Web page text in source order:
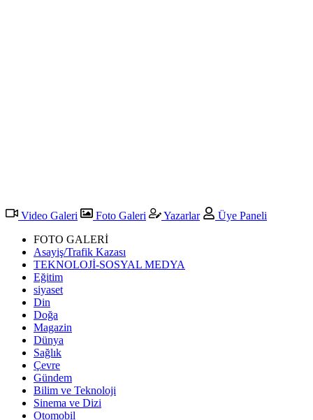
Video Galeri Foto Galeri Yazarlar
Üye Paneli
FOTO GALERİ
Asayiş/Trafik Kazası
TEKNOLOJİ-SOSYAL MEDYA
Eğitim
siyaset
Din
Doğa
Magazin
Dünya
Sağlık
Çevre
Gündem
Bilim ve Teknoloji
Sinema ve Dizi
Otomobil